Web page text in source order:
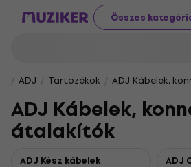
Összes
ADJ Tartozékok ADJ Kábelek,
ADJ Kábelek,
átalakítók
ADJ Kész kábelek ADJ